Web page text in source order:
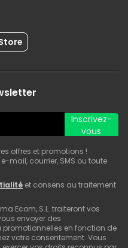
Inscrivez-
vous
offres et promotions !
mail, courrier, SMS ou toute
et consens au traitement
Ecom, S.L. traiteront vos
envoyer des
en fonction de
votre consentement. Vous